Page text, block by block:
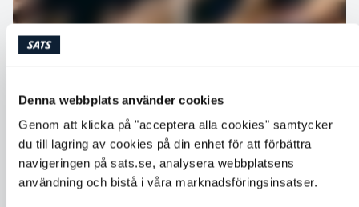
Denna webbplats använder cookies
Genom att klicka på "acceptera alla cookies" samtycker
du till lagring av cookies på din enhet för att förbättra
navigeringen på sats.se, analysera webbplatsens
användning och bistå i våra marknadsföringsinsatser.